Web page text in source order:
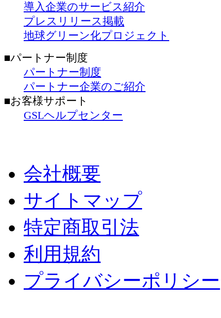
導入企業のサービス紹介
プレスリリース掲載
地球グリーン化プロジェクト
■パートナー制度
パートナー制度
パートナー企業のご紹介
■お客様サポート
GSLヘルプセンター
会社概要
サイトマップ
特定商取引法
利用規約
プライバシーポリシー